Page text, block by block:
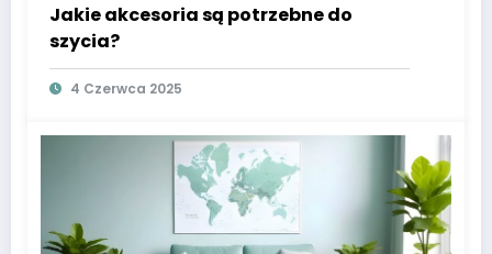
Jakie akcesoria są potrzebne do
szycia?
4 Czerwca 2025